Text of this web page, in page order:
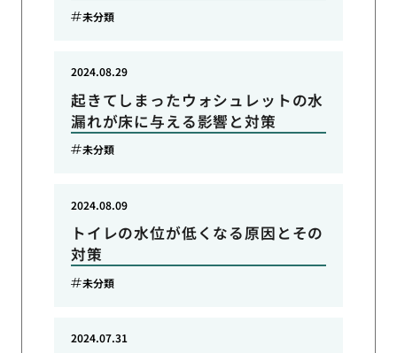
未分類
起きてしまったウォシュレットの水
漏れが床に与える影響と対策
2024.08.29
未分類
トイレの水位が低くなる原因とその
対策
2024.08.09
未分類
2024.07.31